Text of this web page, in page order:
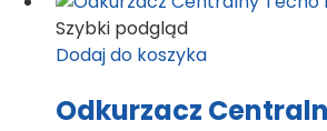
Szybki podgląd
Dodaj do koszyka
Odkurzacz